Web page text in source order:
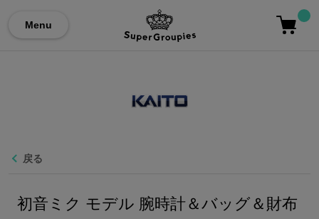
Menu
戻る
初音ミク モデル 腕時計＆バッグ＆財布